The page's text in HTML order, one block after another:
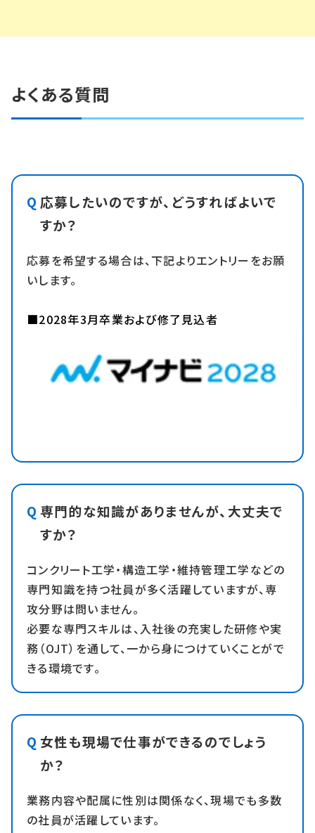
よくある質問
応募したいのですが、どうすればよいで
すか？
応募を希望する場合は、下記よりエントリーをお願
いします。
■2028年3月卒業および修了見込者
専門的な知識がありませんが、大丈夫で
すか？
コンクリート工学・構造工学・維持管理工学などの
専門知識を持つ社員が多く活躍していますが、専
攻分野は問いません。
必要な専門スキルは、入社後の充実した研修や実
務（OJT）を通して、一から身につけていくことがで
きる環境です。
女性も現場で仕事ができるのでしょう
か？
業務内容や配属に性別は関係なく、現場でも多数
の社員が活躍しています。